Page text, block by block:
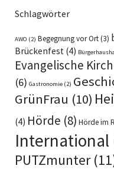
Schlagwörter
AWO (2) Begegnung vor Ort(3)
Brückenfest (4)
Evangelische
(6) Gastronomie (2)
GrünFrau (10)
(4) Hörde (8) Hörde im
International
PUTZmunter